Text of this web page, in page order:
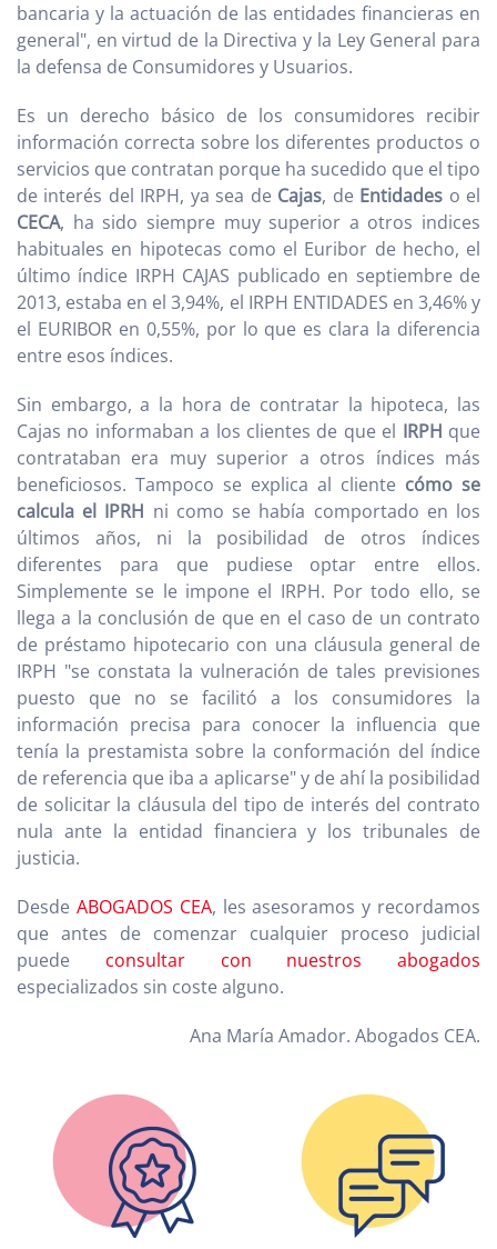
bancaria y la actuación de las entidades financieras en
general", en virtud de la Directiva y la Ley General para
la defensa de Consumidores y Usuarios.
Es un derecho básico de los consumidores recibir
información correcta sobre los diferentes productos o
servicios que contratan porque ha sucedido que el tipo
de interés del IRPH, ya sea de Cajas, de Entidades o el
CECA, ha sido siempre muy superior a otros indices
habituales en hipotecas como el Euribor de hecho, el
último índice IRPH CAJAS publicado en septiembre de
2013, estaba en el 3,94%, el IRPH ENTIDADES en 3,46% y
el EURIBOR en 0,55%, por lo que es clara la diferencia
entre esos índices.
Sin embargo, a la hora de contratar la hipoteca, las
Cajas no informaban a los clientes de que el IRPH que
contrataban era muy superior a otros índices más
beneficiosos. Tampoco se explica al cliente cómo se
calcula el IPRH ni como se había comportado en los
últimos años, ni la posibilidad de otros índices
diferentes para que pudiese optar entre ellos.
Simplemente se le impone el IRPH. Por todo ello, se
llega a la conclusión de que en el caso de un contrato
de préstamo hipotecario con una cláusula general de
IRPH "se constata la vulneración de tales previsiones
puesto que no se facilitó a los consumidores la
información precisa para conocer la influencia que
tenía la prestamista sobre la conformación del índice
de referencia que iba a aplicarse" y de ahí la posibilidad
de solicitar la cláusula del tipo de interés del contrato
nula ante la entidad financiera y los tribunales de
justicia.
Desde ABOGADOS CEA, les asesoramos y recordamos
que antes de comenzar cualquier proceso judicial
puede consultar con nuestros abogados
especializados sin coste alguno.
Ana María Amador. Abogados CEA.